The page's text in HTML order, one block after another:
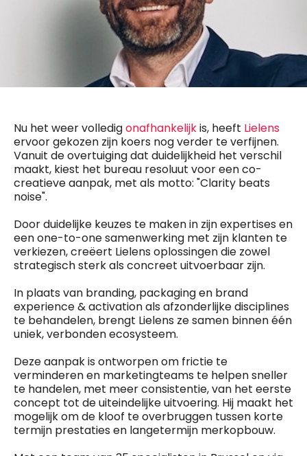
Nu het weer volledigonafhankelijkis, heeft Lielens
ervoor gekozen zijn koers nog verder te verfijnen.
Vanuit de overtuiging dat duidelijkheid het verschil
maakt, kiest het bureau resoluut voor een co-
creatieve aanpak, met als motto: "Clarity beats
noise".
Door duidelijke keuzes te maken in zijn expertises en
een one-to-one samenwerking met zijn klanten te
verkiezen, creëert Lielens oplossingen die zowel
strategisch sterk als concreet uitvoerbaar zijn.
In plaats van branding, packaging en brand
experience & activation als afzonderlijke disciplines
te behandelen, brengt Lielens ze samen binnen één
uniek, verbonden ecosysteem.
Deze aanpak is ontworpen om frictie te
verminderen en marketingteams te helpen sneller
te handelen, met meer consistentie, van het eerste
concept tot de uiteindelijke uitvoering. Hij maakt het
mogelijk om de kloof te overbruggen tussen korte
termijn prestaties en langetermijn merkopbouw.
Griet Byl
Chief Editor
Damien Lemaire
0477 37 31 65
d.lemaire@mm.be
Freemium
access
1 x week
MM Tech
10 x year
MM Best of
Research
10 x year
MM Blue
4 x year
MM Magazine
Vragen ?